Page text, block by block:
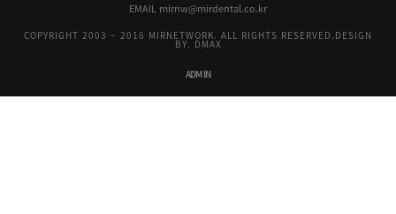
EMAIL mirnw@mirdental.co.kr
COPYRIGHT 2003 ~ 2016 MIRNETWORK. ALL RIGHTS RESERVED. DESIGN
BY. DMAX
ADMIN